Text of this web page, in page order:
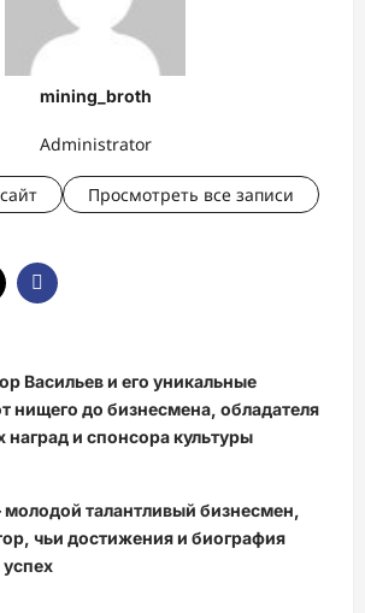
mining_broth
Administrator
Просмотреть все записи
Васильев и его уникальные
нищего до бизнесмена, обладателя
и спонсора культуры
талантливый бизнесмен,
чьи достижения и биография